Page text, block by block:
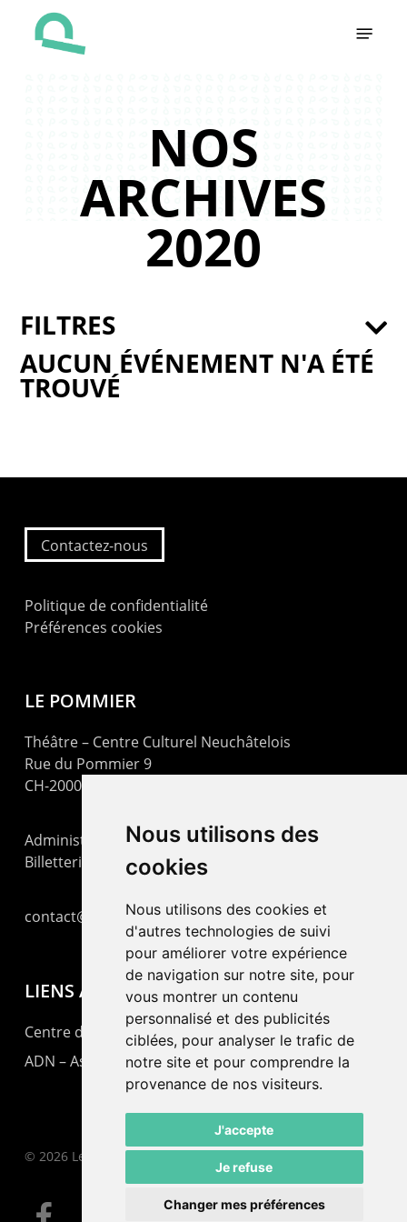
Nous utilisons des
cookies
Nous utilisons des cookies et
d'autres technologies de suivi
pour améliorer votre expérience
de navigation sur notre site, pour
vous montrer un contenu
personnalisé et des publicités
ciblées, pour analyser le trafic de
notre site et pour comprendre la
provenance de nos visiteurs.
J'accepte
Je refuse
Changer mes préférences
NOS
ARCHIVES
2020
AUCUN ÉVÉNEMENT N'A ÉTÉ
TROUVÉ
FILTRES
Contactez-nous
Politique de confidentialité
Préférences cookies
LE POMMIER
Théâtre – Centre Culturel Neuchâtelois
Rue du Pommier 9
CH-2000 Neuchâtel
Administration : +41 32 725 03 03
Billetterie : +41 32 725 05 05
contact@lepommier.ch
LIENS AMIS
Centre de culture ABC
ADN – Association Danse Neuchâtel
© 2026 Le Pommier.
facebook email